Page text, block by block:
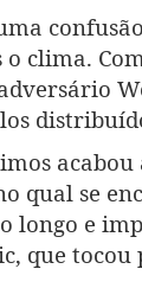
clima.
qual se
longo e
que